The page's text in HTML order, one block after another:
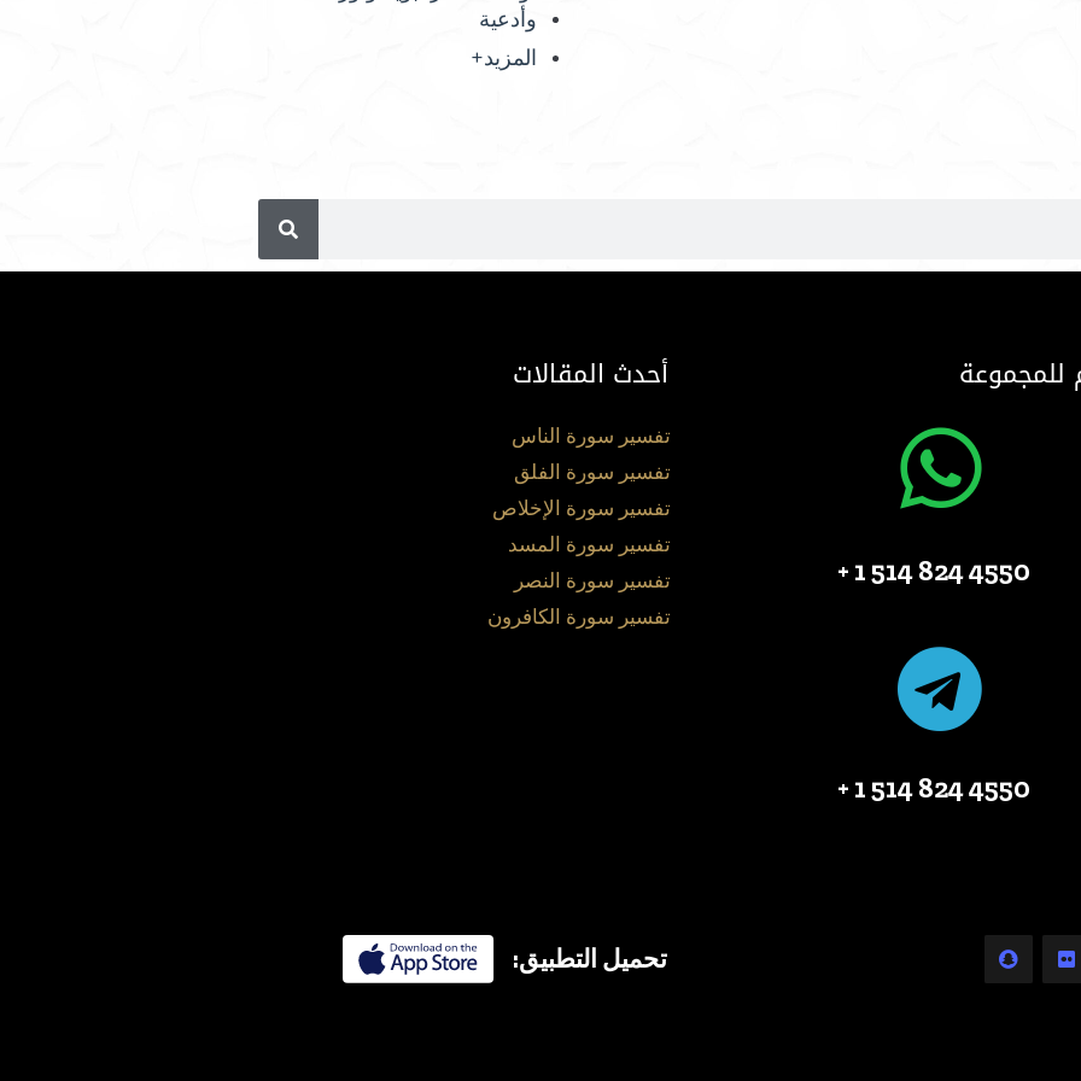
وأدعية
المزيد+
للمجموعة
4550 824 514 1 +
4550 824 514 1 +
أحدث المقالات
تفسير سورة الناس
تفسير سورة الفلق
تفسير سورة الإخلاص
تفسير سورة المسد
تفسير سورة النصر
تفسير سورة الكافرون
تحميل التطبيق: